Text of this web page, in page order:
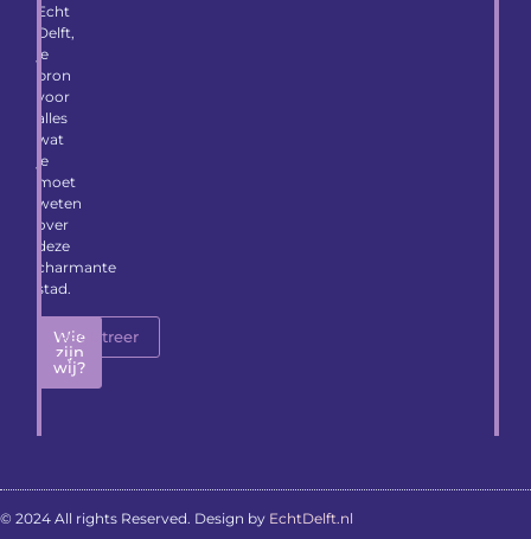
Echt
Delft,
je
bron
voor
alles
wat
je
moet
weten
over
deze
charmante
stad.
Wie
zijn
wij?
Registreer
© 2024 All rights Reserved. Design by EchtDelft.nl